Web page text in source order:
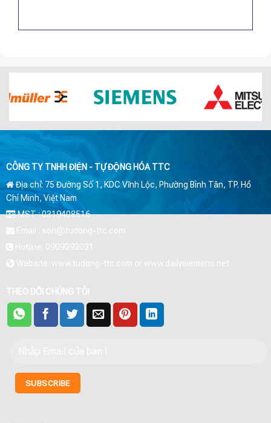
CÔNG TY TNHH ĐIỆN - TỰ ĐỘNG HÓA TTC
Địa chỉ: 75 Đường Số 1, KDC Vĩnh Lộc, Phường Bình Tân, TP. Hồ
Chí Minh, Việt Nam
MST : 0319408516
Email : son@tudong-ttc.com
Hotline: 0909393031
Website: www.tudong-ttc.com or www.dailysiemens.net
THEO DÕI CHÚNG TÔI